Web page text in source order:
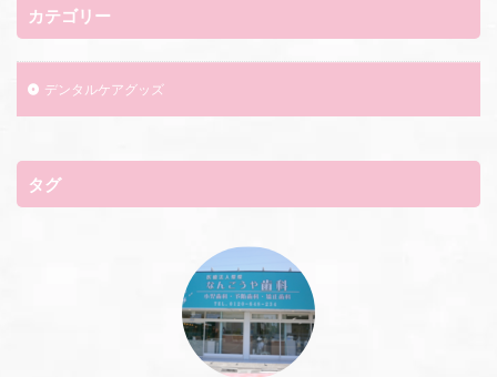
カテゴリー
デンタルケアグッズ
タグ